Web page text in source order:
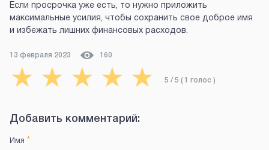
Если просрочка уже есть, то нужно приложить
максимальные усилия, чтобы сохранить свое доброе имя
и избежать лишних финансовых расходов.
13 февраля 2023 160
★ ★ ★ ★ ★ 5 / 5 ( 1 голос )
Добавить комментарий:
Имя *